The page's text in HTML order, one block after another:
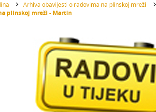
Arhiva obavijesti o radovima na plinskoj mreži
plinskoj mreži - Martin